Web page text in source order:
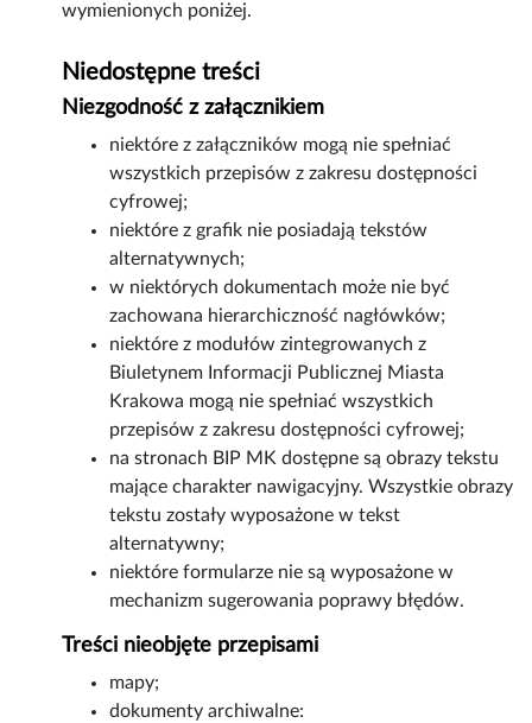
wymienionych poniżej.
Niedostępne treści
Niezgodność z załącznikiem
niektóre z załączników mogą nie spełniać
wszystkich przepisów z zakresu dostępności
cyfrowej;
niektóre z grafik nie posiadają tekstów
alternatywnych;
w niektórych dokumentach może nie być
zachowana hierarchiczność nagłówków;
niektóre z modułów zintegrowanych z
Biuletynem Informacji Publicznej Miasta
Krakowa mogą nie spełniać wszystkich
przepisów z zakresu dostępności cyfrowej;
na stronach BIP MK dostępne są obrazy tekstu
mające charakter nawigacyjny. Wszystkie obrazy
tekstu zostały wyposażone w tekst
alternatywny;
niektóre formularze nie są wyposażone w
mechanizm sugerowania poprawy błędów.
Treści nieobjęte przepisami
mapy;
dokumenty archiwalne: